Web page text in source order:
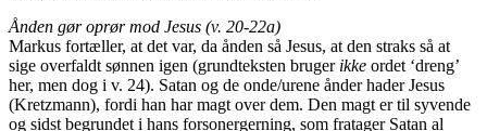
Ånden gør oprør mod Jesus (v. 20-22a)
Markus fortæller, at det var, da ånden så Jesus, at den straks så at
sige overfaldt sønnen igen (grundteksten bruger ikke ordet ‘dreng’
her, men dog i v. 24). Satan og de onde/urene ånder hader Jesus
(Kretzmann), fordi han har magt over dem. Den magt er til syvende
og sidst begrundet i hans forsonergerning, som fratager Satan al